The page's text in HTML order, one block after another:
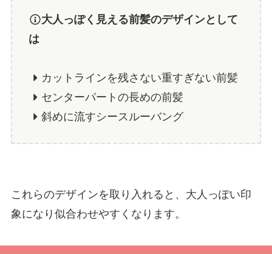
大人っぽく見える前髪のデザインとして
は
カットラインを残さない重すぎない前髪
センターパートの長めの前髪
斜めに流すシースルーバング
これらのデザインを取り入れると、大人っぽい印
象になり似合わせやすくなります。